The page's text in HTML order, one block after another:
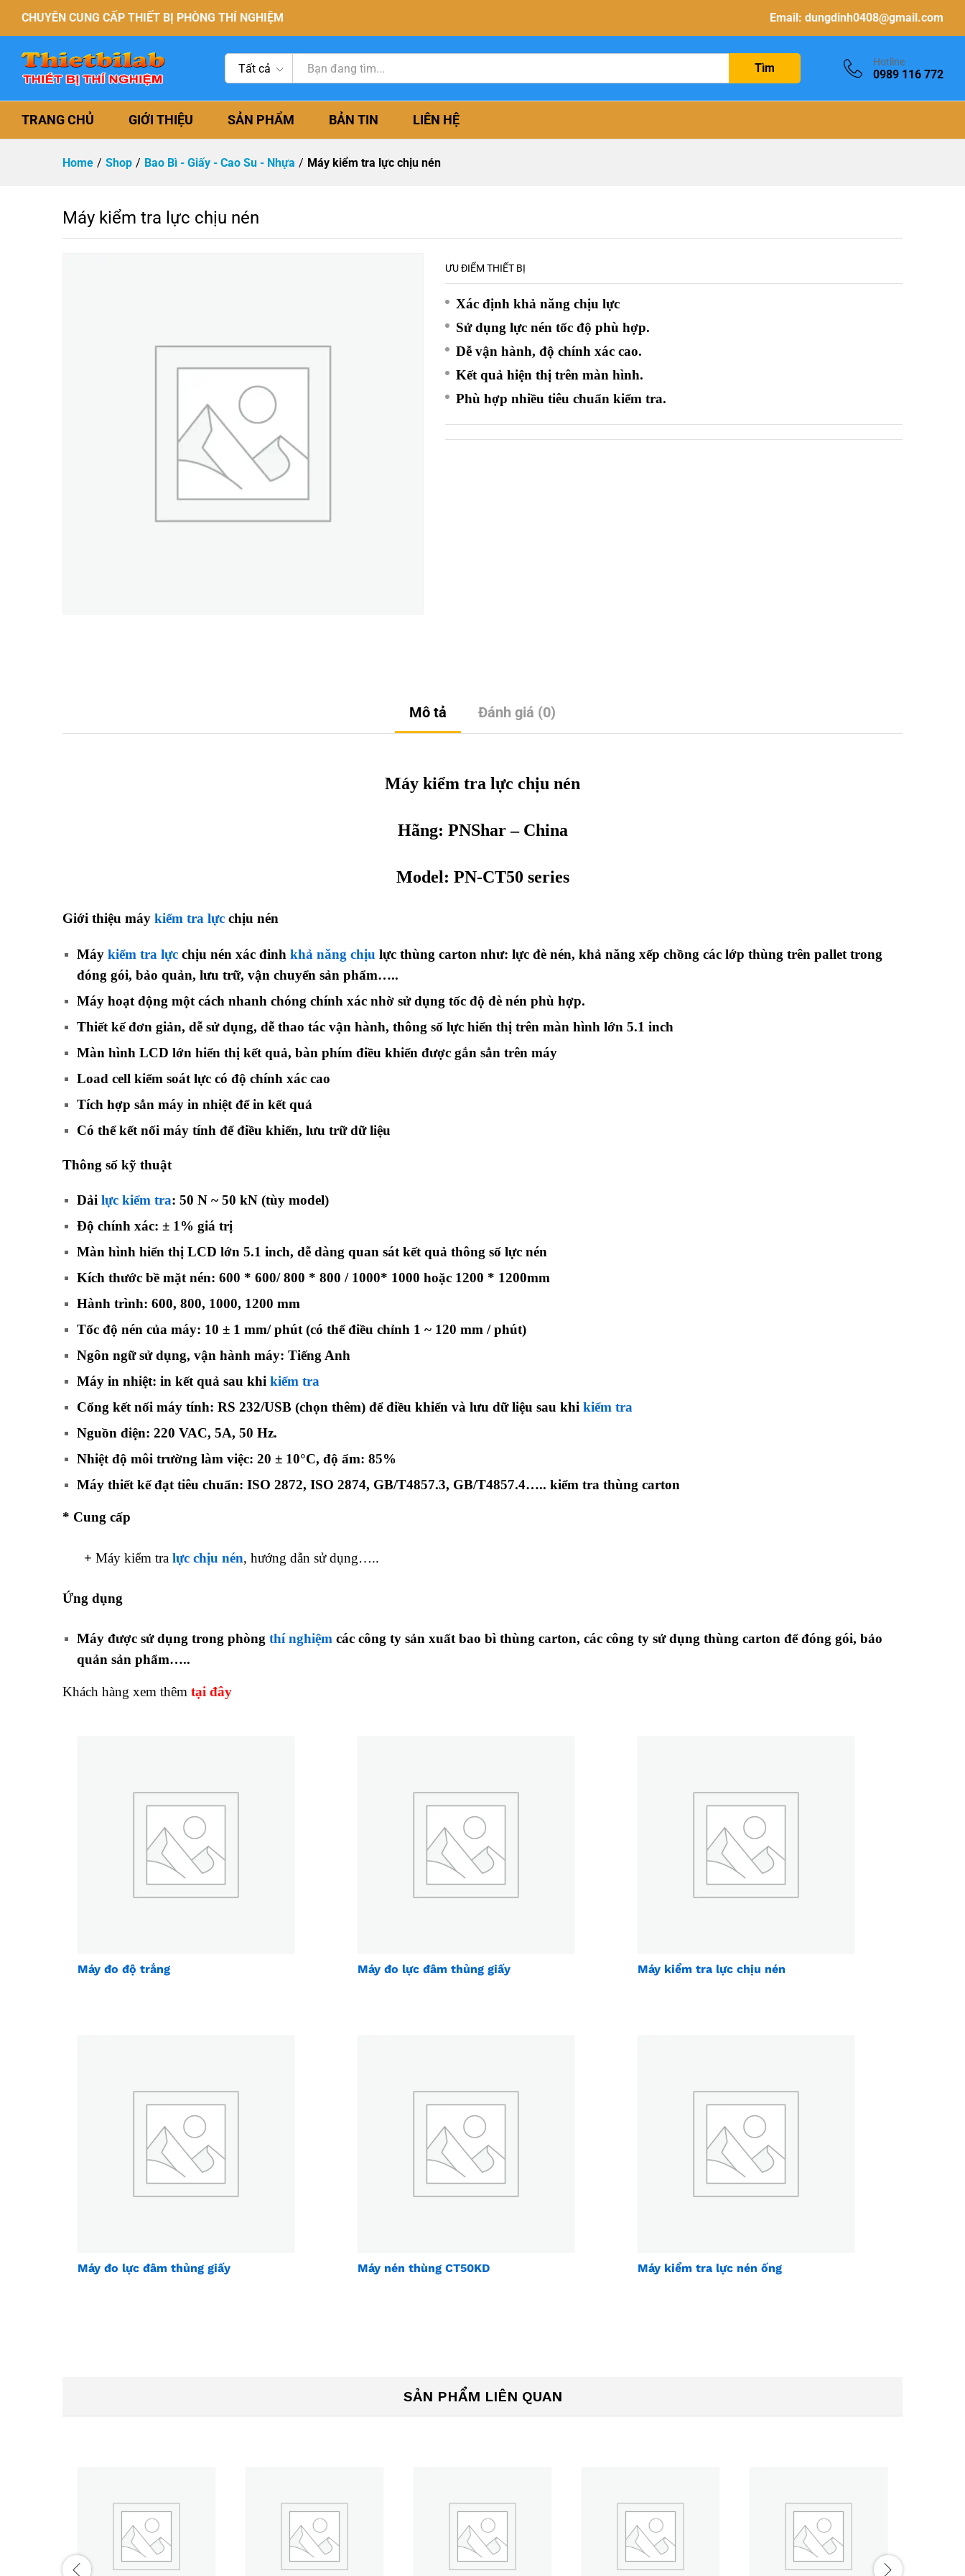
CHUYÊN CUNG CẤP THIẾT BỊ PHÒNG THÍ NGHIỆM Email: dungdinh0408@gmail.com
Tất cả Tìm Hotline
0989 116 772
TRANG CHỦ GIỚI THIỆU SẢN PHẨM BẢN TIN LIÊN HỆ
Home / Shop / Bao Bì - Giấy - Cao Su - Nhựa / Máy kiểm tra lực chịu nén
Máy kiểm tra lực chịu nén
ƯU ĐIỂM THIẾT BỊ
Xác định khả năng chịu lực
Sử dụng lực nén tốc độ phù hợp.
Dễ vận hành, độ chính xác cao.
Kết quả hiện thị trên màn hình.
Phù hợp nhiều tiêu chuẩn kiểm tra.
Mô tả Đánh giá (0)
Máy kiểm tra lực chịu nén
Hãng: PNShar– China
Model: PN-CT50 series
Giới thiệu máy kiểm tra lực chịu nén
Máy kiểm tra lực chịu nén xác đinh khả năng chịu lực thùng carton như: lực đè nén, khả năng xếp chồng các lớp thùng trên pallet trong
đóng gói, bảo quản, lưu trữ, vận chuyển sản phẩm…..
Máy hoạt động một cách nhanh chóng chính xác nhờ sử dụng tốc độ đè nén phù hợp.
Thiết kế đơn giản, dễ sử dụng, dễ thao tác vận hành, thông số lực hiển thị trên màn hình lớn 5.1 inch
Màn hình LCD lớn hiển thị kết quả, bàn phím điều khiển được gắn sẳn trên máy
Load cell kiểm soát lực có độ chính xác cao
Tích hợp sẳn máy in nhiệt để in kết quả
Có thể kết nối máy tính để điều khiển, lưu trữ dữ liệu
Thông số kỹ thuật
Dải lực kiểm tra: 50 N ~ 50 kN (tùy model)
Độ chính xác: ± 1% giá trị
Màn hình hiển thị LCD lớn 5.1 inch, dễ dàng quan sát kết quả thông số lực nén
Kích thước bề mặt nén: 600 * 600/ 800 * 800 / 1000* 1000 hoặc 1200 * 1200mm
Hành trình: 600, 800, 1000, 1200 mm
Tốc độ nén của máy: 10 ± 1 mm/ phút (có thể điều chỉnh 1 ~ 120 mm / phút)
Ngôn ngữ sử dụng, vận hành máy: Tiếng Anh
Máy in nhiệt: in kết quả sau khi kiểm tra
Cổng kết nối máy tính: RS 232/USB (chọn thêm) để điều khiển và lưu dữ liệu sau khi kiểm tra
Nguồn điện: 220 VAC, 5A, 50 Hz.
Nhiệt độ môi trường làm việc: 20 ± 10°C, độ ẩm: 85%
Máy thiết kế đạt tiêu chuẩn: ISO 2872, ISO 2874, GB/T4857.3, GB/T4857.4….. kiểm tra thùng carton
* Cung cấp
+ Máy kiểm tra lực chịu nén, hướng dẫn sử dụng…..
Ứng dụng
Máy được sử dụng trong phòng thí nghiệm các công ty sản xuất bao bì thùng carton, các công ty sử dụng thùng carton để đóng gói, bảo
quản sản phẩm…..
Khách hàng xem thêm tại đây
Máy đo độ trắng Máy đo lực đâm thủng giấy Máy kiểm tra lực chịu nén
Máy đo lực đâm thủng giấy Máy nén thùng CT50KD Máy kiểm tra lực nén ống
SẢN PHẨM LIÊN QUAN